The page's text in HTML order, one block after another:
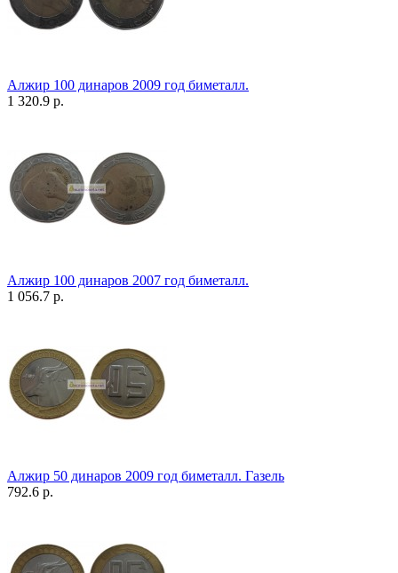
Алжир 100 динаров 2009 год биметалл.
1 320.9 р.
Алжир 100 динаров 2007 год биметалл.
1 056.7 р.
Алжир 50 динаров 2009 год биметалл. Газель
792.6 р.